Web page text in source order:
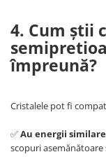
4. Cum știi
împreună?
Cristalele pot fi
✅Au energii
scopuri